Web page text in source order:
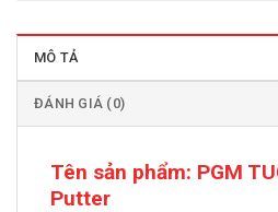
MÔ TẢ
ĐÁNH GIÁ (0)
Tên sản phẩm: PGM
Putter